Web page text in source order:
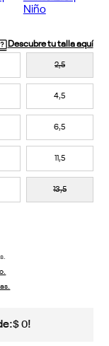
Descubre tu talla aquí
2,5
4,5
6,5
11,5
13,5
$ 0!